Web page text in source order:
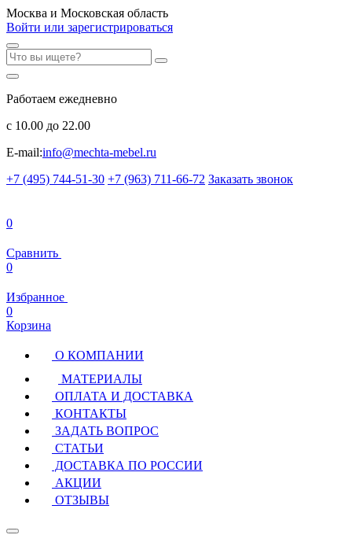
Москва и Московская область
Войти или зарегистрироваться
Работаем ежедневно
с 10.00 до 22.00
E-mail:info@mechta-mebel.ru
+7 (495) 744-51-30 +7 (963) 711-66-72 Заказать звонок
0
Сравнить
0
Избранное
0
Корзина
О КОМПАНИИ
МАТЕРИАЛЫ
ОПЛАТА И ДОСТАВКА
КОНТАКТЫ
ЗАДАТЬ ВОПРОС
СТАТЬИ
ДОСТАВКА ПО РОССИИ
АКЦИИ
ОТЗЫВЫ